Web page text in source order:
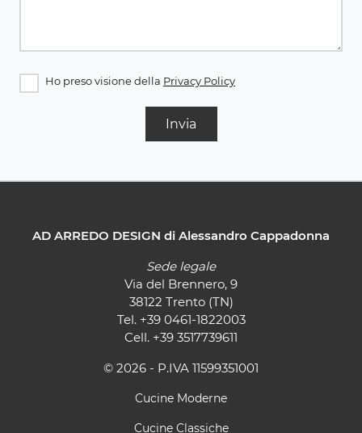
Ho preso visione della Privacy Policy
Invia
AD ARREDO DESIGN di Alessandro Cappadonna
Sede legale
Via del Brennero, 9
38122 Trento (TN)
Tel. +39 0461-1822003
Cell. +39 3517739611
© 2026 - P.IVA 11599351001
Cucine Moderne
Cucine Classiche